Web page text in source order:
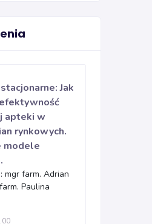
Jak
apteki w
rynkowych.
modele
mgr farm. Adrian
Paulina